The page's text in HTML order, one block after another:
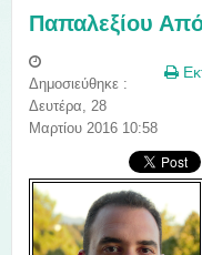
Παπαλεξίου
Δημοσιεύθηκε :
Δευτέρα, 28
Μαρτίου 2016 10:58